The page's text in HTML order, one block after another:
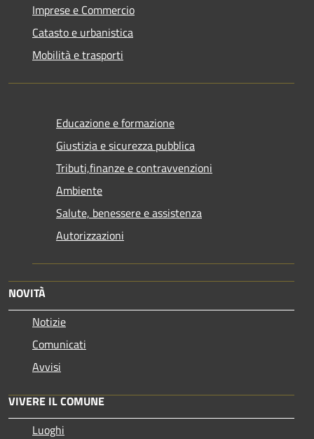
Imprese e Commercio
Catasto e urbanistica
Mobilità e trasporti
Educazione e formazione
Giustizia e sicurezza pubblica
Tributi,finanze e contravvenzioni
Ambiente
Salute, benessere e assistenza
Autorizzazioni
NOVITÀ
Notizie
Comunicati
Avvisi
VIVERE IL COMUNE
Luoghi